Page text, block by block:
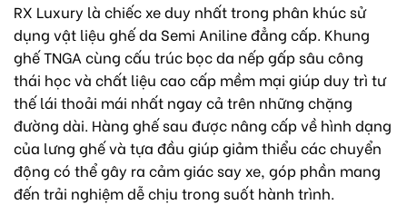
RX Luxury là chiếc xe duy nhất trong phân khúc sử
dụng vật liệu ghế da Semi Aniline đẳng cấp. Khung
ghế TNGA cùng cấu trúc bọc da nếp gấp sâu công
thái học và chất liệu cao cấp mềm mại giúp duy trì tư
thế lái thoải mái nhất ngay cả trên những chặng
đường dài. Hàng ghế sau được nâng cấp về hình dạng
của lưng ghế và tựa đầu giúp giảm thiểu các chuyển
động có thể gây ra cảm giác say xe, góp phần mang
đến trải nghiệm dễ chịu trong suốt hành trình.